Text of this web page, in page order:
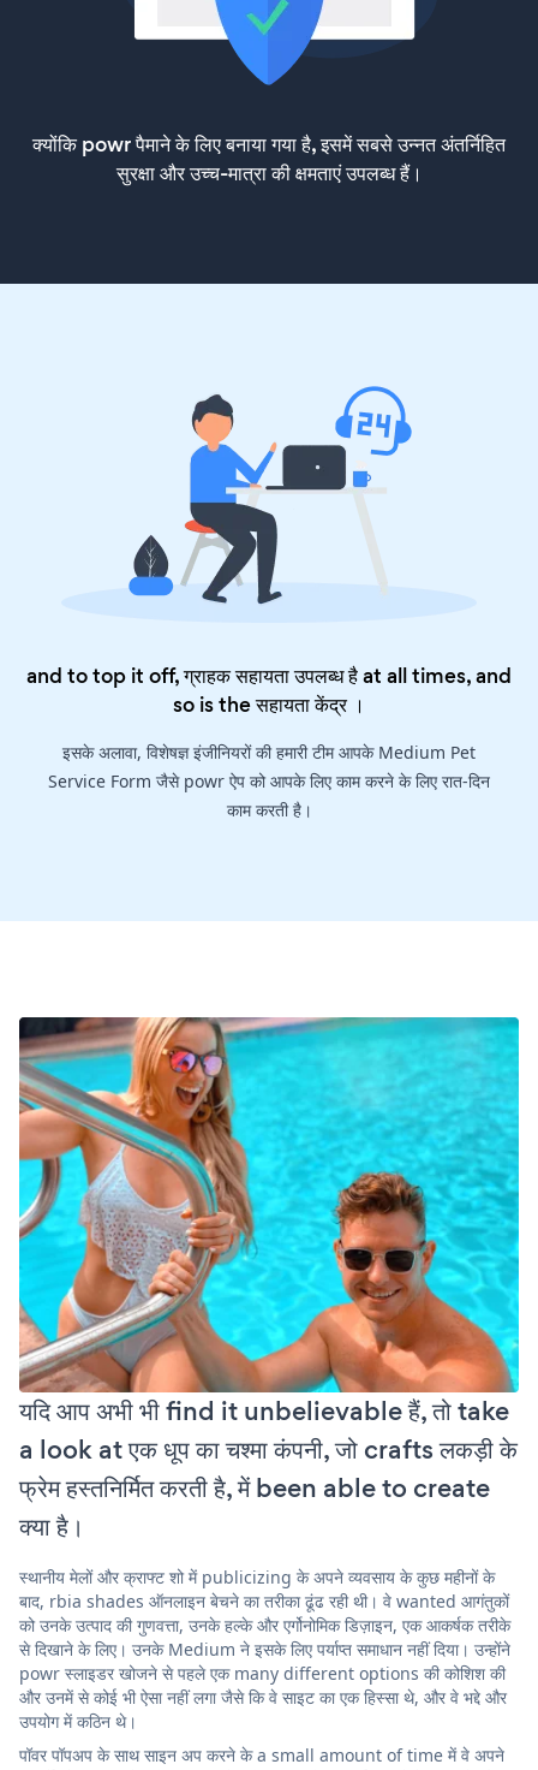
क्योंकि powr पैमाने के लिए बनाया गया है, इसमें सबसे उन्नत अंतर्निहित
सुरक्षा और उच्च-मात्रा की क्षमताएं उपलब्ध हैं।
and to top it off, ग्राहक सहायता उपलब्ध है at all times, and
so is theसहायता केंद्र।
इसके अलावा, विशेषज्ञ इंजीनियरों की हमारी टीम आपके Medium Pet
Service Form जैसे powr ऐप को आपके लिए काम करने के लिए रात-दिन
काम करती है।
यदि आप अभी भी find it unbelievable हैं, तो take
a look at एक धूप का चश्मा कंपनी, जो crafts लकड़ी के
फ्रेम हस्तनिर्मित करती है, में been able to create
क्या है।
स्थानीय मेलों और क्राफ्ट शो में publicizing के अपने व्यवसाय के कुछ महीनों के
बाद, rbia shades ऑनलाइन बेचने का तरीका ढूंढ रही थी। वे wanted आगंतुकों
को उनके उत्पाद की गुणवत्ता, उनके हल्के और एर्गोनोमिक डिज़ाइन, एक आकर्षक तरीके
से दिखाने के लिए। उनके Medium ने इसके लिए पर्याप्त समाधान नहीं दिया। उन्होंने
powr स्लाइडर खोजने से पहले एक many different options की कोशिश की
और उनमें से कोई भी ऐसा नहीं लगा जैसे कि वे साइट का एक हिस्सा थे, और वे भद्दे और
उपयोग में कठिन थे।
पॉवर पॉपअप के साथ साइन अप करने के a small amount of time में वे अपने